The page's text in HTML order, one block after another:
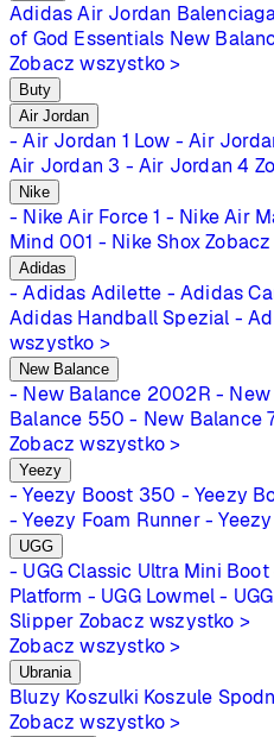
Adidas Air Jordan
of God Essentials New
Zobacz wszystko >
Buty
Air Jordan
- Air Jordan 1 Low - Air
Air Jordan 3 - Air Jordan 4
Nike
- Nike Air Force 1 - Nike Air
Mind 001 - Nike Shox
Adidas
- Adidas Adilette - Adidas
Adidas Handball Spezial -
wszystko >
New Balance
- New Balance 2002R -
Balance 550 - New Balance
Zobacz wszystko >
Yeezy
- Yeezy Boost 350 - Yeezy
- Yeezy Foam Runner -
UGG
- UGG Classic Ultra Mini Boot
Platform - UGG Lowmel -
Slipper Zobacz wszystko >
Zobacz wszystko >
Ubrania
Bluzy Koszulki Koszule
Zobacz wszystko >